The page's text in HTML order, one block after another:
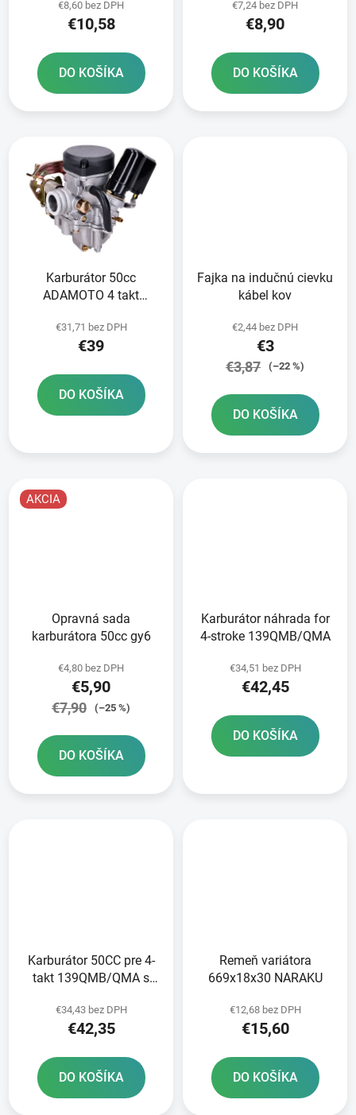
R8
€8,60 bez DPH
€10,58
DO KOŠÍKA
€7,24 bez DPH
€8,90
DO KOŠÍKA
Karburátor 50cc
ADAMOTO 4 takt
pumpičkou
€31,71 bez DPH
€39
DO KOŠÍKA
Fajka na indučnú cievku
kábel kov
€2,44 bez DPH
€3
€3,87 (–22 %)
DO KOŠÍKA
AKCIA
Opravná sada
karburátora 50cc gy6
€4,80 bez DPH
€5,90
€7,90 (–25 %)
DO KOŠÍKA
Karburátor náhrada for
4-stroke 139QMB/QMA
€34,51 bez DPH
€42,45
DO KOŠÍKA
Karburátor 50CC pre 4-
takt 139QMB/QMA s
€34,43 bez DPH
€42,35
DO KOŠÍKA
Remeň variátora
669x18x30 NARAKU
€12,68 bez DPH
€15,60
DO KOŠÍKA